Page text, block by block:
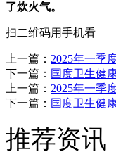
了炊火气。
扫二维码用手机看
上一篇： 2025年一季
下一篇： 国度卫生健
上一篇： 2025年一季
下一篇： 国度卫生健
推荐资讯